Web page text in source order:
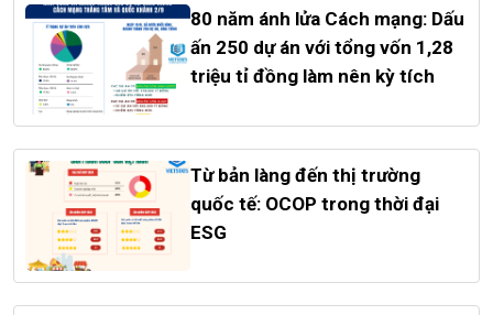
80 năm ánh lửa Cách mạng: Dấu
ấn 250 dự án với tổng vốn 1,28
triệu tỉ đồng làm nên kỳ tích
Từ bản làng đến thị trường
quốc tế: OCOP trong thời đại
ESG